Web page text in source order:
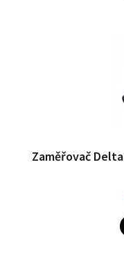
Zaměřovač